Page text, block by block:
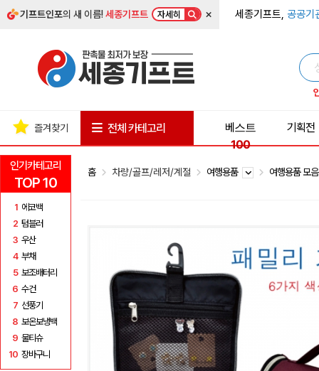
기프트인포의 새 이름!세종기프트 자세히 × 세종기프트, 공공기
인기카테고리
TOP 10
1 에코백
2 텀블러
3 우산
4 부채
5 보조배터리
6 수건
7 선풍기
8 보온보냉백
9 물티슈
10 장바구니
즐겨찾기 전체 카테고리
베스트
100
기획전
홈 차량/골프/레저/계절 여행용품 여행용품 모